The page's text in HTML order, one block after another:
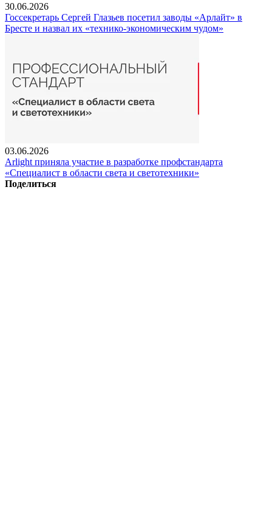
30.06.2026
Госсекретарь Сергей Глазьев посетил заводы «Арлайт» в
Бресте и назвал их «технико-экономическим чудом»
03.06.2026
Arlight приняла участие в разработке профстандарта
«Специалист в области света и светотехники»
Поделиться